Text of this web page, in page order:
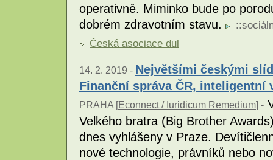
operativně. Miminko bude po
dobrém zdravotním stavu.
::
Česká asociace dul
14. 2. 2019 - Největšími českými
Finanční správa ČR, inteligentní
PRAHA [Econnect / Iuridicum Remedium] -
Velkého bratra (Big Brother
dnes vyhlášeny v Praze.
nové technologie, právníků nebo